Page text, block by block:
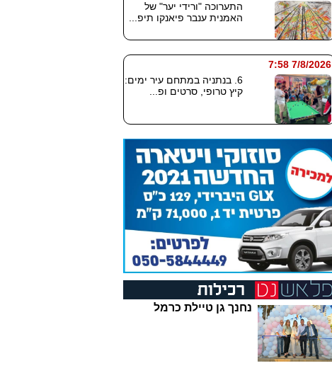
התערוכה "ורידי יער" של
האמנית ענבר פיאנקו תיפ...
7/8/2026 7:58
6. בנתניה במתחם עיר ימים:
קיץ טרופי, סרטים ופ...
נחנך גן טיילת כרמל